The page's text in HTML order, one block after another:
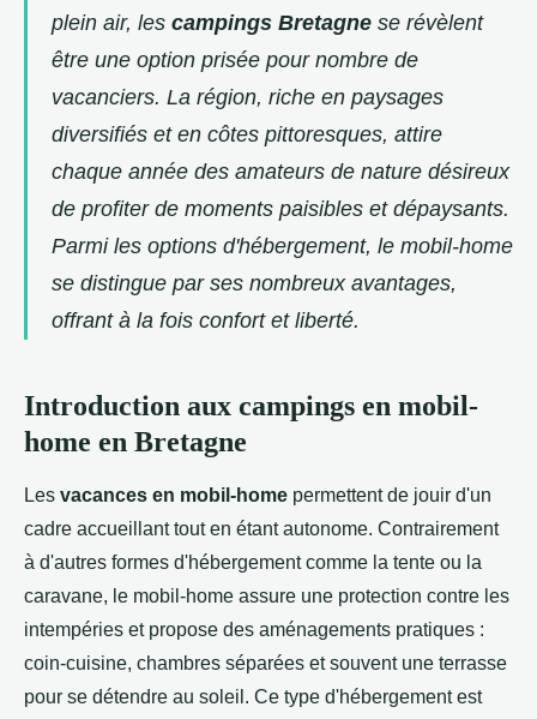
plein air, les campings Bretagne se révèlent
être une option prisée pour nombre de
vacanciers. La région, riche en paysages
diversifiés et en côtes pittoresques, attire
chaque année des amateurs de nature désireux
de profiter de moments paisibles et dépaysants.
Parmi les options d'hébergement, le mobil-home
se distingue par ses nombreux avantages,
offrant à la fois confort et liberté.
Introduction aux campings en mobil-
home en Bretagne
Les vacances en mobil-home permettent de jouir d'un
cadre accueillant tout en étant autonome. Contrairement
à d'autres formes d'hébergement comme la tente ou la
caravane, le mobil-home assure une protection contre les
intempéries et propose des aménagements pratiques :
coin-cuisine, chambres séparées et souvent une terrasse
pour se détendre au soleil. Ce type d'hébergement est